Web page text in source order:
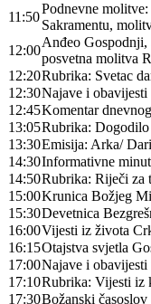
11:50
Podnevne
Sakramentu,
12:00
Anđeo Gospodnji,
posvetna molitva
12:20Rubrika: Svetac
12:30Najave i obavijesti
12:45Komentar
13:05Rubrika: Dogodilo
13:30Emisija: Arka/
14:30Informativne
14:50Rubrika: Riječi za
15:00Krunica Božjeg
15:30Devetnica
16:00Vijesti iz života
16:15Otajstva svjetla
17:00Najave i obavijesti
17:10Rubrika: Vijesti iz
17:30Božanski